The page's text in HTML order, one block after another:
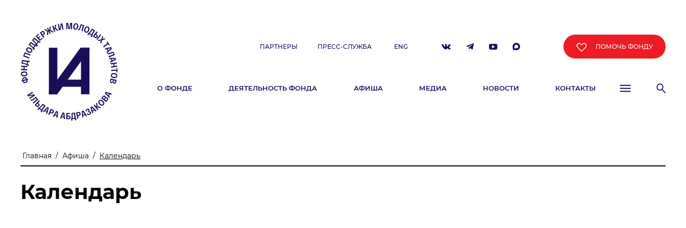
О ФОНДЕ
Учредители
Миссия
ПАРТНЕРЫ ПРЕСС-СЛУЖБА ENG ПОМОЧЬ ФОНДУ
О ФОНДЕ ДЕЯТЕЛЬНОСТЬ ФОНДА АФИША МЕДИА НОВОСТИ КОНТАКТЫ
Главная / Афиша / Календарь
Календарь